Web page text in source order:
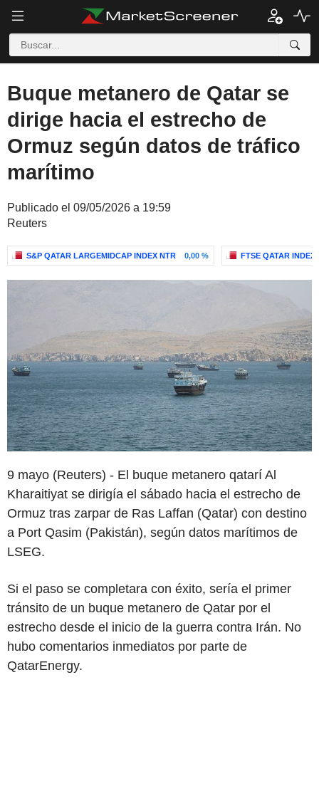
Buque metanero de Qatar se
dirige hacia el estrecho de
Ormuz según datos de tráfico
marítimo
Publicado el 09/05/2026 a 19:59
Reuters
S&P QATAR LARGEMIDCAP INDEX NTR 0,00 % FTSE QATAR INDEX
9 mayo (Reuters) - El buque metanero qatarí Al
Kharaitiyat se dirigía el sábado hacia el estrecho de
Ormuz tras zarpar de Ras Laffan (Qatar) con destino
a Port Qasim (Pakistán), según datos marítimos de
LSEG.
Si el paso se completara con éxito, sería el primer
tránsito de un buque metanero de Qatar por el
estrecho desde el inicio de la guerra contra Irán. No
hubo comentarios inmediatos por parte de
QatarEnergy.